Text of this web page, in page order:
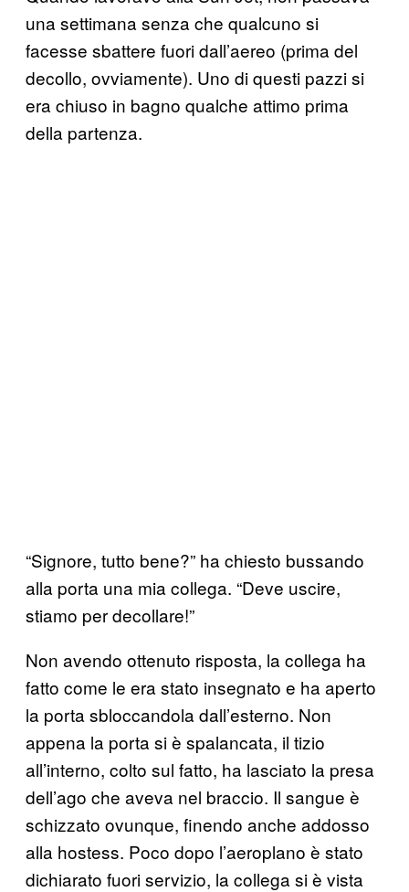
una settimana senza che qualcuno si
facesse sbattere fuori dall’aereo (prima del
decollo, ovviamente). Uno di questi pazzi si
era chiuso in bagno qualche attimo prima
della partenza.
“Signore, tutto bene?” ha chiesto bussando
alla porta una mia collega. “Deve uscire,
stiamo per decollare!”
Non avendo ottenuto risposta, la collega ha
fatto come le era stato insegnato e ha aperto
la porta sbloccandola dall’esterno. Non
appena la porta si è spalancata, il tizio
all’interno, colto sul fatto, ha lasciato la presa
dell’ago che aveva nel braccio. Il sangue è
schizzato ovunque, finendo anche addosso
alla hostess. Poco dopo l’aeroplano è stato
dichiarato fuori servizio, la collega si è vista